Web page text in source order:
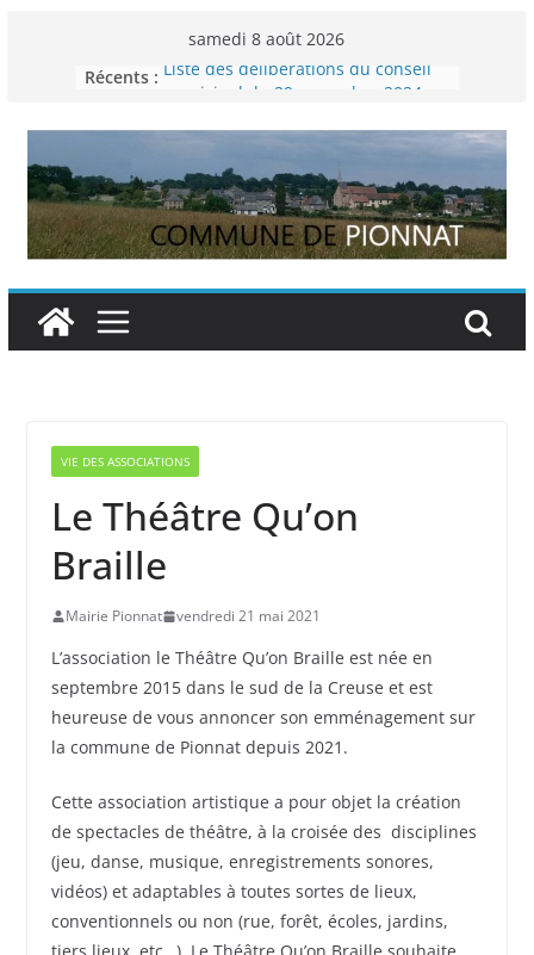
samedi 8 août 2026
Récents : Liste des délibérations du conseil
Permanence France Lyme
Voyager en Europe pour les jeunes
Enquête INSEE
Liste des délibérations du conseil
municipal en date du 5/12/2024
VIE DES ASSOCIATIONS
Le Théâtre Qu’on
Braille
Mairie Pionnat vendredi 21 mai 2021
L’association le Théâtre Qu’on Braille est née en
septembre 2015 dans le sud de la Creuse et est
heureuse de vous annoncer son emménagement sur
la commune de Pionnat depuis 2021.
Cette association artistique a pour objet la création
de spectacles de théâtre, à la croisée des disciplines
(jeu, danse, musique, enregistrements sonores,
vidéos) et adaptables à toutes sortes de lieux,
conventionnels ou non (rue, forêt, écoles, jardins,